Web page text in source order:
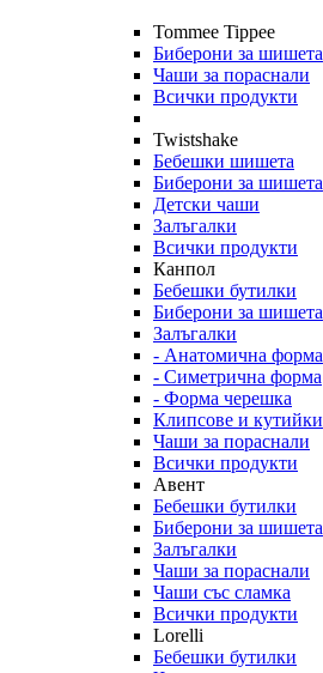
Tommee Tippee
Биберони за шишета
Чаши за пораснали
Всички продукти
Twistshake
Бебешки шишета
Биберони за шишета
Детски чаши
Залъгалки
Всички продукти
Канпол
Бебешки бутилки
Биберони за шишета
Залъгалки
- Анатомична форма
- Симетрична форма
- Форма черешка
Клипсове и кутийки
Чаши за пораснали
Всички продукти
Авент
Бебешки бутилки
Биберони за шишета
Залъгалки
Чаши за пораснали
Чаши със сламка
Всички продукти
Lorelli
Бебешки бутилки